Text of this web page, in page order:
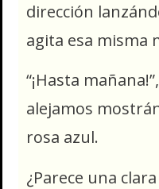
dirección
agita esa misma
“¡Hasta
alejamos
rosa azul.
¿Parece una